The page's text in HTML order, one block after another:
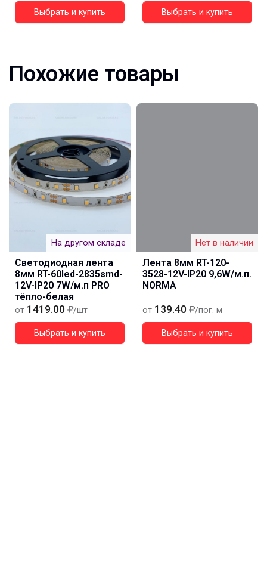
Выбрать и купить Выбрать и купить
Похожие товары
На другом складе
Светодиодная лента
8мм RT-60led-2835smd-
12V-IP20 7W/м.п PRO
тёпло-белая
от 1419.00 /шт
Выбрать и купить
Нет в наличии
Лента 8мм RT-120-
3528-12V-IP20 9,6W/м.п.
NORMA
от 139.40 /пог. м
Выбрать и купить